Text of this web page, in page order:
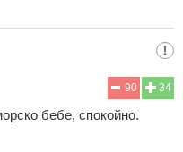
34
90
бебе, спокойно.